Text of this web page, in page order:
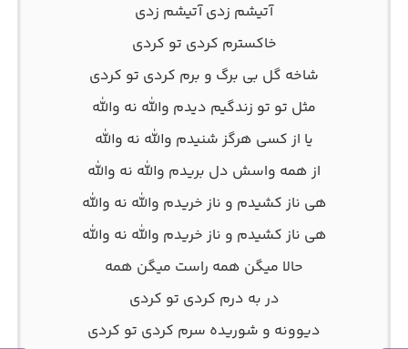
آتیشم زدی آتیشم زدی
خاکسترم کردی تو کردی
شاخه گل بی برگ و برم کردی تو کردی
مثل تو تو زندگیم دیدم والله نه والله
یا از کسی هرگز شنیدم والله نه والله
از همه واسش دل بریدم والله نه والله
هی ناز کشیدم و ناز خریدم والله نه والله
هی ناز کشیدم و ناز خریدم والله نه والله
حالا میگن همه راست میگن همه
در به درم کردی تو کردی
دیوونه و شوریده سرم کردی تو کردی